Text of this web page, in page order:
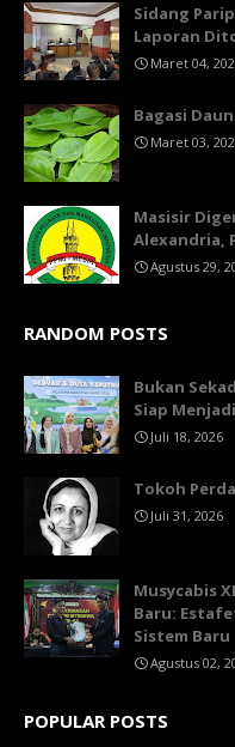
Sidang
Laporan
Maret 04,
Bagasi
Maret 03,
Masisir
Alexandria,
Agustus 29,
RANDOM POSTS
Bukan
Siap
Juli 18, 2026
Tokoh
Juli 31, 2026
Musycabis
Baru:
Sistem Baru
Agustus 02,
POPULAR POSTS